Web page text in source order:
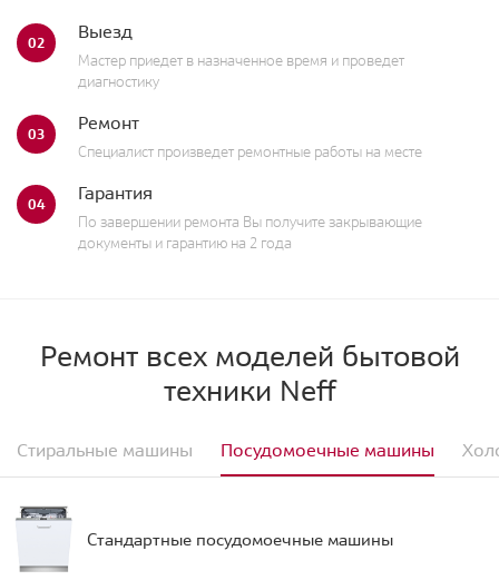
02 Выезд
Мастер приедет в назначенное время и проведет
диагностику
03 Ремонт
Специалист произведет ремонтные работы на месте
04 Гарантия
По завершении ремонта Вы получите закрывающие
документы и гарантию на 2 года
Ремонт всех моделей бытовой
техники Neff
Стиральные машины Посудомоечные машины
Стандартные посудомоечные машины